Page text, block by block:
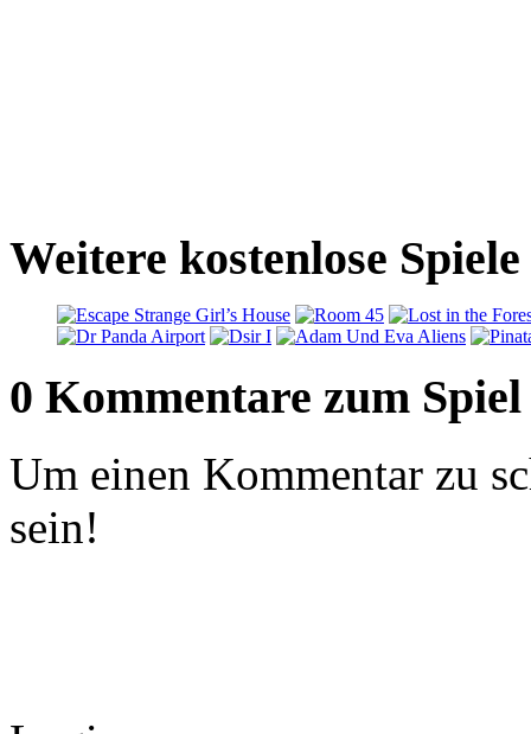
Weitere kostenlose
0 Kommentare zum Spiel
Um einen Kommentar zu
sein!